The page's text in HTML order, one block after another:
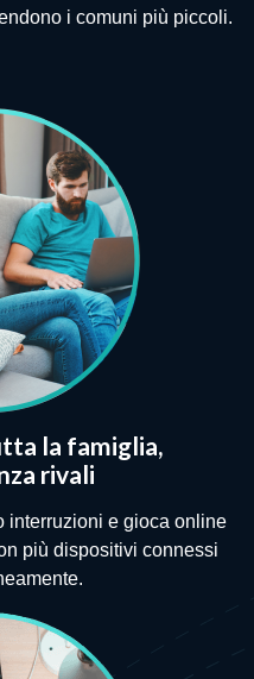
i comuni più piccoli.
la famiglia,
rivali
interruzioni e gioca online
più dispositivi connessi